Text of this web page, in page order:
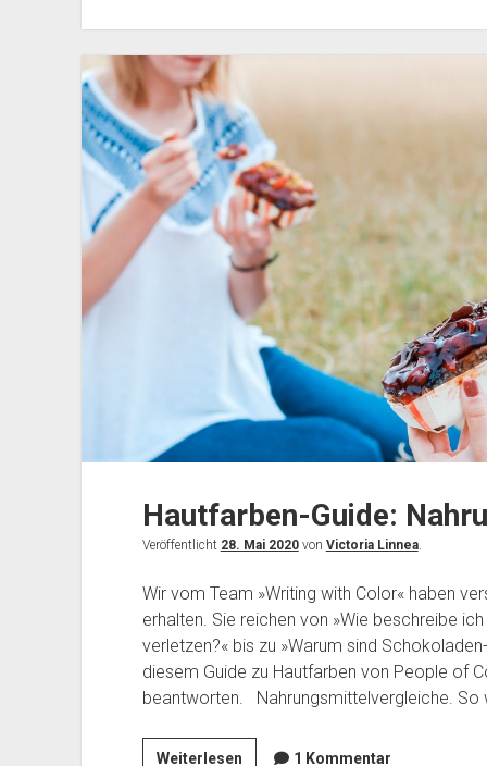
Hautfarben-Guide:
Veröffentlicht 28. Mai 2020von Victoria Linnea.
Wir vom Team »Writing with Color« haben
erhalten. Sie reichen von »Wie beschreibe
verletzen?« bis zu »Warum sind
diesem Guide zu Hautfarben von People of
beantworten. Nahrungsmittelvergleiche. So
WeiterlesenHautfarben-1 Kommentar